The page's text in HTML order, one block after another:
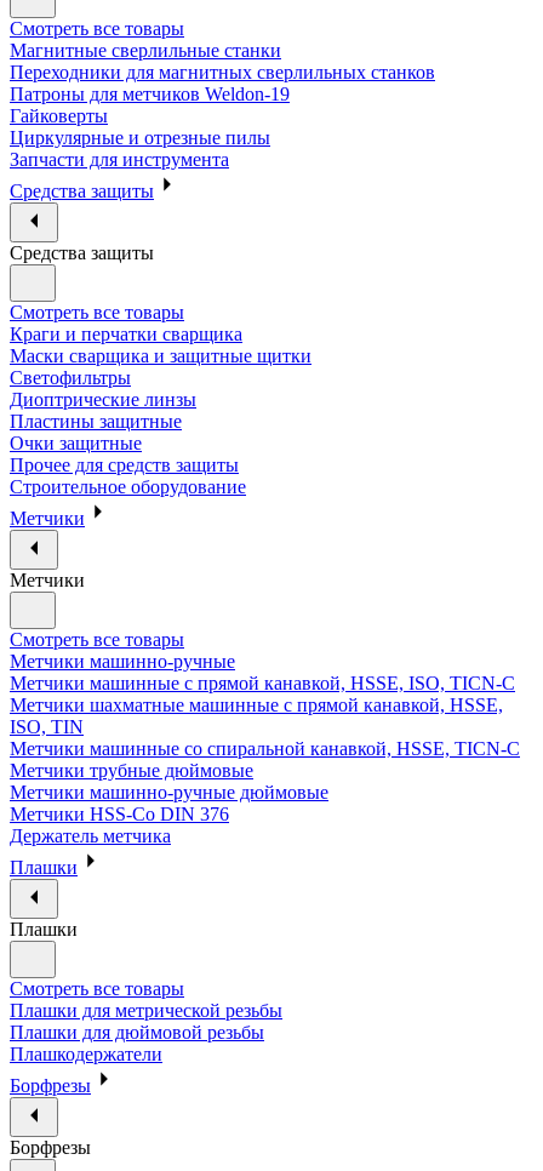
Смотреть все товары
Магнитные сверлильные станки
Переходники для магнитных сверлильных станков
Патроны для метчиков Weldon-19
Гайковерты
Циркулярные и отрезные пилы
Запчасти для инструмента
Средства защиты
Средства защиты
Смотреть все товары
Краги и перчатки сварщика
Маски сварщика и защитные щитки
Светофильтры
Диоптрические линзы
Пластины защитные
Очки защитные
Прочее для средств защиты
Строительное оборудование
Метчики
Метчики
Смотреть все товары
Метчики машинно-ручные
Метчики машинные с прямой канавкой, HSSE, ISO, TICN-C
Метчики шахматные машинные с прямой канавкой, HSSE,
ISO, TIN
Метчики машинные со спиральной канавкой, HSSE, TICN-C
Метчики трубные дюймовые
Метчики машинно-ручные дюймовые
Метчики HSS-Co DIN 376
Держатель метчика
Плашки
Плашки
Смотреть все товары
Плашки для метрической резьбы
Плашки для дюймовой резьбы
Плашкодержатели
Борфрезы
Борфрезы